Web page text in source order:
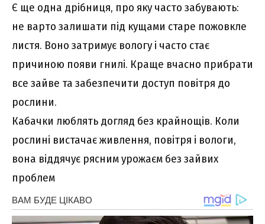
Є ще одна дрібниця, про яку часто забувають:
не варто залишати під кущами старе пожовкле
листя. Воно затримує вологу і часто стає
причиною появи гнилі. Краще вчасно прибрати
все зайве та забезпечити доступ повітря до
рослини.
Кабачки люблять догляд без крайнощів. Коли
рослині вистачає живлення, повітря і вологи,
вона віддячує рясним урожаєм без зайвих
проблем